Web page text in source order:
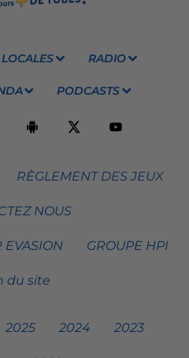
RADIO
PODCASTS
RÈGLEMENT DES JEUX
NOUS
EVASION GROUPE HPI
du site
2025 2024 2023